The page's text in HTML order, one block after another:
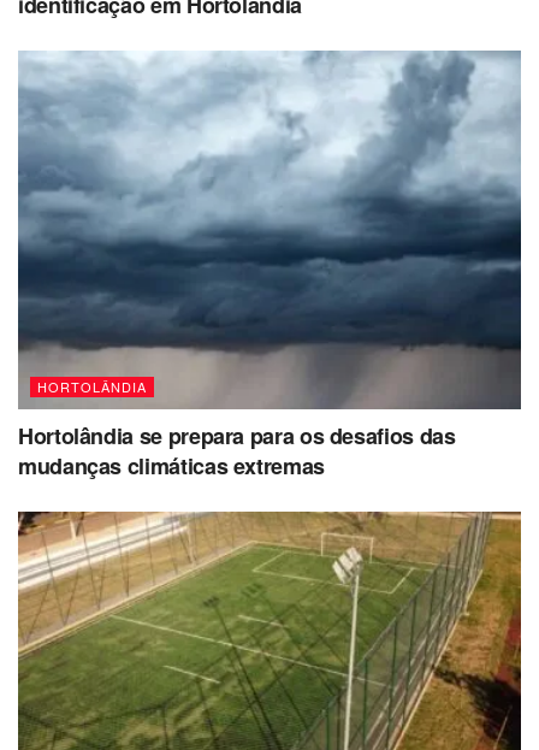
HORTOLÂNDIA
Hortolândia se prepara para os desafios das
mudanças climáticas extremas